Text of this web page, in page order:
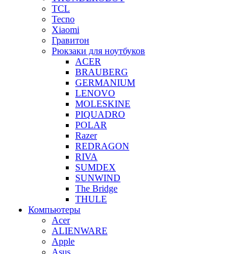
TCL
Tecno
Xiaomi
Гравитон
Рюкзаки для ноутбуков
ACER
BRAUBERG
GERMANIUM
LENOVO
MOLESKINE
PIQUADRO
POLAR
Razer
REDRAGON
RIVA
SUMDEX
SUNWIND
The Bridge
THULE
Компьютеры
Acer
ALIENWARE
Apple